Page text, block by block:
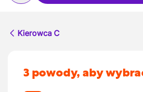
Kierowca C
3 powody, aby